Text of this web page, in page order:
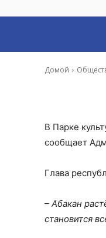
Домой
В Парке
сообщает
Глава
– Абакан
становится